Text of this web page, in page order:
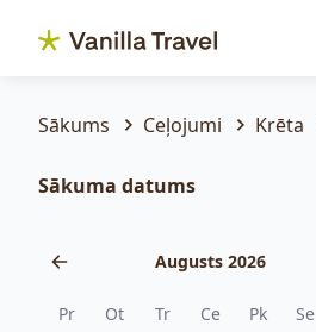
Sākums Ceļojumi Krēta
Sākuma datums
Augusts 2026
Pr Ot Tr Ce Pk Se